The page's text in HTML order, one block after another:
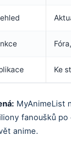
Ke
MyAnimeList
fanoušků
anime.